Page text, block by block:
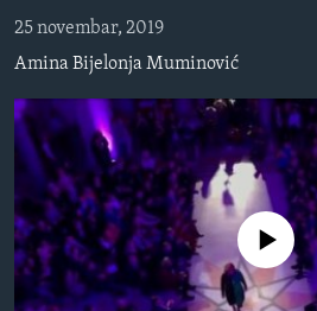
pretraguBOSNA I HERCEGOVINA
SVIJET
SPECIJALNI PROJEKTI
KORUPCIJA
SLOBODA MEDIJA
ŽENSKA STRANA
IZBJEGLIČKA STRANA
MAGAZIN
O GLASU AMERIKE
25 novembar, 2019
Amina Bijelonja Muminović
No media source